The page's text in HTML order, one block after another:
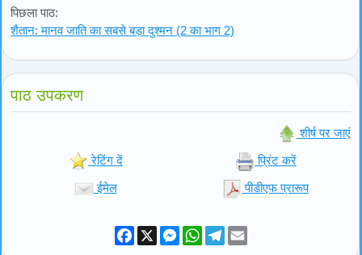
पिछला पाठ:
शैतान: मानव जाति का सबसे बड़ा दुश्मन (2 का भाग 2)
पाठ उपकरण
शीर्ष पर जाएं
रेटिंग दें प्रिंट करें
ईमेल पीडीएफ प्रारूप
Facebook
X Messenger
WhatsApp
Telegram